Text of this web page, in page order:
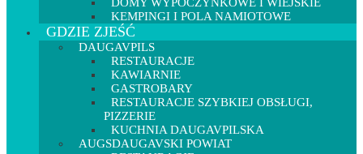
KEMPINGI I POLA NAMIOTOWE
GDZIE ZJEŚĆ
DAUGAVPILS
RESTAURACJE
KAWIARNIE
GASTROBARY
RESTAURACJE SZYBKIEJ OBSŁUGI,
PIZZERIE
KUCHNIA DAUGAVPILSKA
AUGSDAUGAVSKI POWIAT